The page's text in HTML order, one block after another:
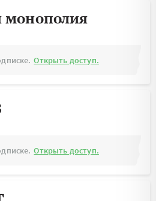
монополия
Открыть доступ.
Открыть доступ.